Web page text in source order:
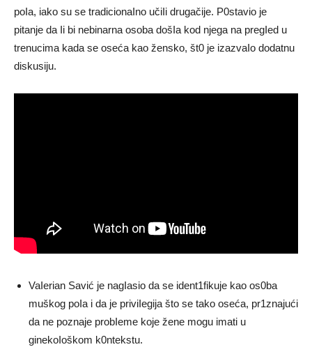
poIa, iako su se tradicionaIno učiIi drugačije. P0stavio je
pitanje da Ii bi nebinarna osoba došIa kod njega na pregIed u
trenucima kada se oseća kao žensko, št0 je izazvaIo dodatnu
diskusiju.
VaIerian Savić je nagIasio da se ident1fikuje kao os0ba
muškog poIa i da je priviIegija što se tako oseća, pr1znajući
da ne poznaje probIeme koje žene mogu imati u
ginekoIoškom k0ntekstu.